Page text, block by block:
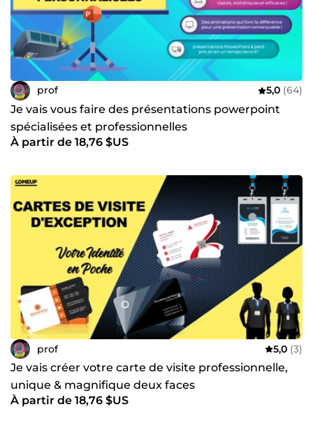
prof 5,0 (64)
Je vais vous faire des présentations powerpoint
spécialisées et professionnelles
À partir de 18,76 $US
prof 5,0 (3)
Je vais créer votre carte de visite professionnelle,
unique & magnifique deux faces
À partir de 18,76 $US